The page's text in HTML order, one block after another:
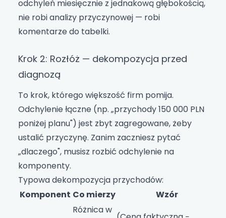
odchyleń miesięcznie z jednakową głębokością,
nie robi analizy przyczynowej — robi
komentarze do tabelki.
Krok 2: Rozłóż — dekompozycja przed
diagnozą
To krok, którego większość firm pomija.
Odchylenie łączne (np. „przychody 150 000 PLN
poniżej planu") jest zbyt zagregowane, żeby
ustalić przyczynę. Zanim zaczniesz pytać
„dlaczego", musisz rozbić odchylenie na
komponenty.
Typowa dekompozycja przychodów:
Komponent Co mierzy Wzór
Różnica w